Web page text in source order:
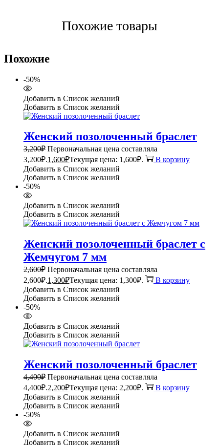
Похожие товары
Похожие
-50%
Добавить в Список желаний
Добавить в Список желаний
Женский позолоченный браслет
3,200₽ Первоначальная цена составляла
3,200₽.1,600₽Текущая цена: 1,600₽.
В корзину
Добавить в Список желаний
Добавить в Список желаний
-50%
Добавить в Список желаний
Добавить в Список желаний
Женский позолоченный браслет с
Жемчугом 7 мм
2,600₽ Первоначальная цена составляла
2,600₽.1,300₽Текущая цена: 1,300₽.
В корзину
Добавить в Список желаний
Добавить в Список желаний
-50%
Добавить в Список желаний
Добавить в Список желаний
Женский позолоченный браслет
4,400₽ Первоначальная цена составляла
4,400₽.2,200₽Текущая цена: 2,200₽.
В корзину
Добавить в Список желаний
Добавить в Список желаний
-50%
Добавить в Список желаний
Добавить в Список желаний